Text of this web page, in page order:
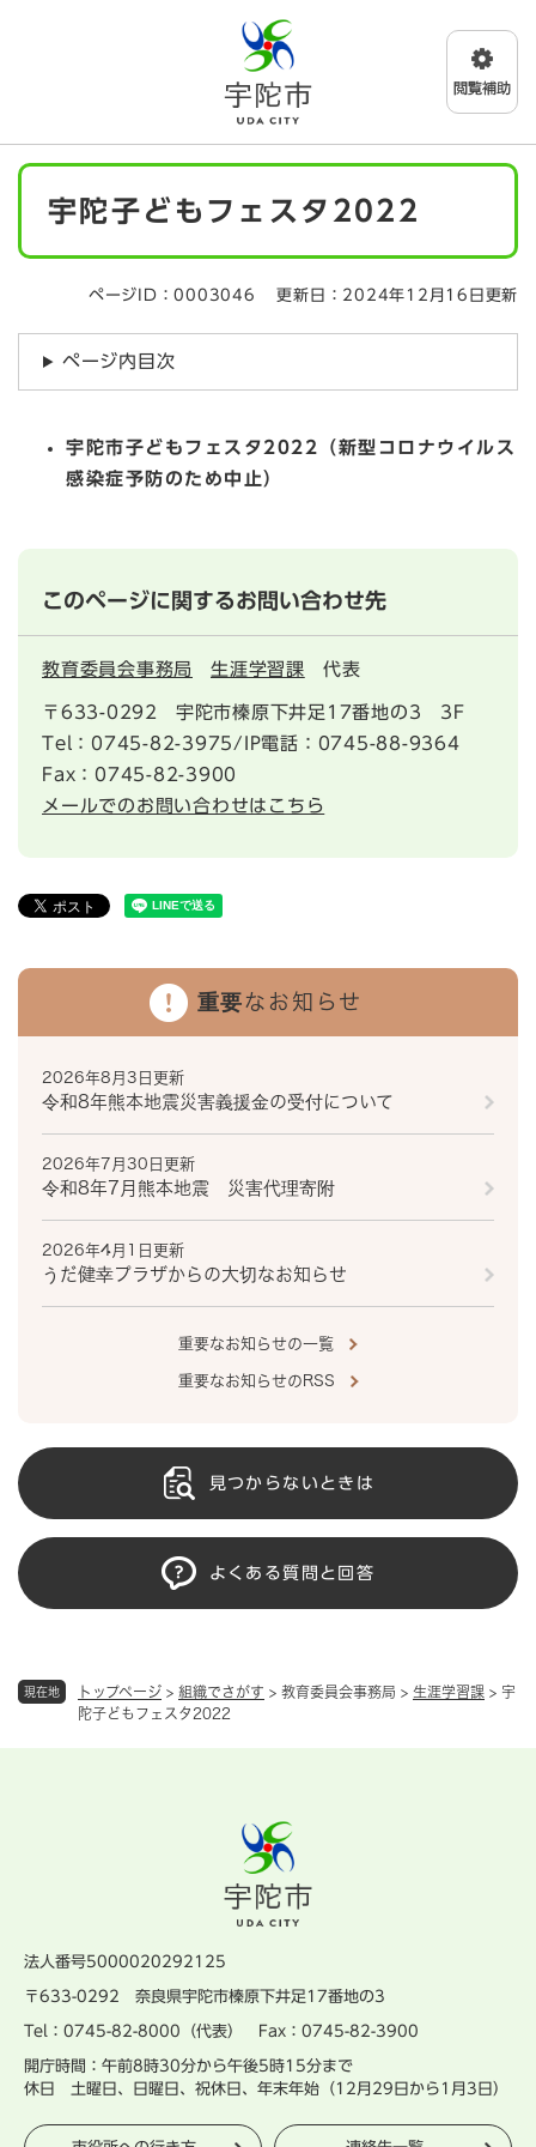
メニューを飛ばして本文へ
現在地 トップページ > 組織でさがす > 教育委員会事務局 > 生涯学習課 > 宇
陀子どもフェスタ2022
本
宇陀子どもフェスタ2022
ページID：0003046 更新日：2024年12月16日更新
ページ内目次
宇陀市子どもフェスタ2022（新型コロナウイルス
感染症予防のため中止）
このページに関するお問い合わせ先
教育委員会事務局 生涯学習課 代表
〒633-0292
宇陀市榛原下井足17番地の3 3F
Tel：0745-82-3975/IP電話：0745-88-9364
Fax：0745-82-3900
メールでのお問い合わせはこちら
重要なお知らせ
2026年8月3日更新
令和8年熊本地震災害義援金の受付について
2026年7月30日更新
令和8年7月熊本地震 災害代理寄附
2026年4月1日更新
うだ健幸プラザからの大切なお知らせ
重要なお知らせの一覧
重要なお知らせのRSS
見つからないときは
よくある質問と回答
法人番号5000020292125
〒633-0292 奈良県宇陀市榛原下井足17番地の3
Tel：0745-82-8000（代表） Fax：0745-82-3900
開庁時間：午前8時30分から午後5時15分まで
休日 土曜日、日曜日、祝休日、年末年始（12月29日から1月3日）